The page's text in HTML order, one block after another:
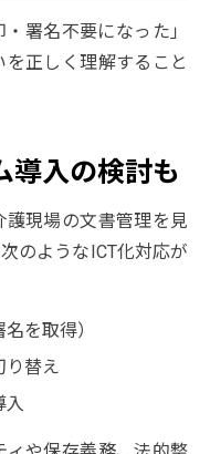
署名不要になった」
正しく理解すること
導入の検討も
現場の文書管理を見
のようなICT化対応が
を取得）
り替え
入